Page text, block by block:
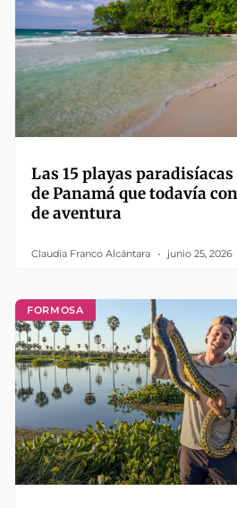
Las 15 playas
de Panamá que todavía
de aventura
Claudia Franco Alcántara junio 25, 2026
FORMOSA